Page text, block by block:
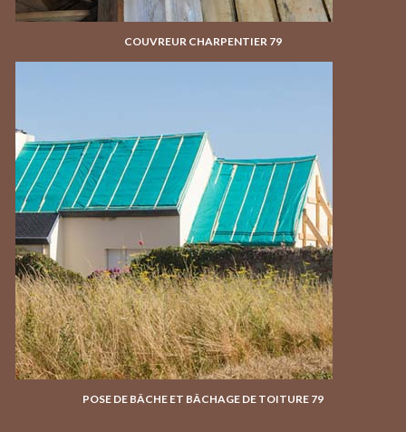
COUVREUR CHARPENTIER 79
POSE DE BÂCHE ET BÂCHAGE DE TOITURE 79